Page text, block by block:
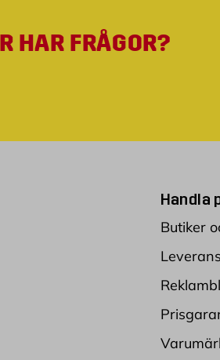
HAR FRÅGOR?
Handla
Butiker
Leverans